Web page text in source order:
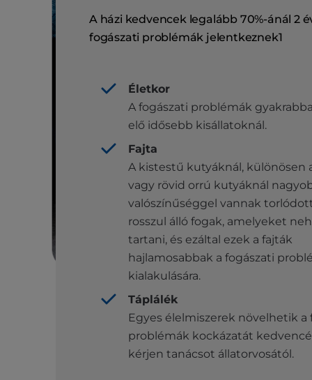
A házi kedvencek legalább 70%-ánál 2
fogászati ​​problémák jelentkeznek1
Életkor
A fogászati ​​problémák
elő idősebb kisállatoknál.
Fajta
A kistestű kutyáknál, különösen
vagy rövid orrú kutyáknál
valószínűséggel vannak
rosszul álló fogak, amelyeket
tartani, és ezáltal ezek a fajták
hajlamosabbak a fogászati
kialakulására.
Táplálék
Egyes élelmiszerek növelhetik a
problémák kockázatát
kérjen tanácsot állatorvosától.